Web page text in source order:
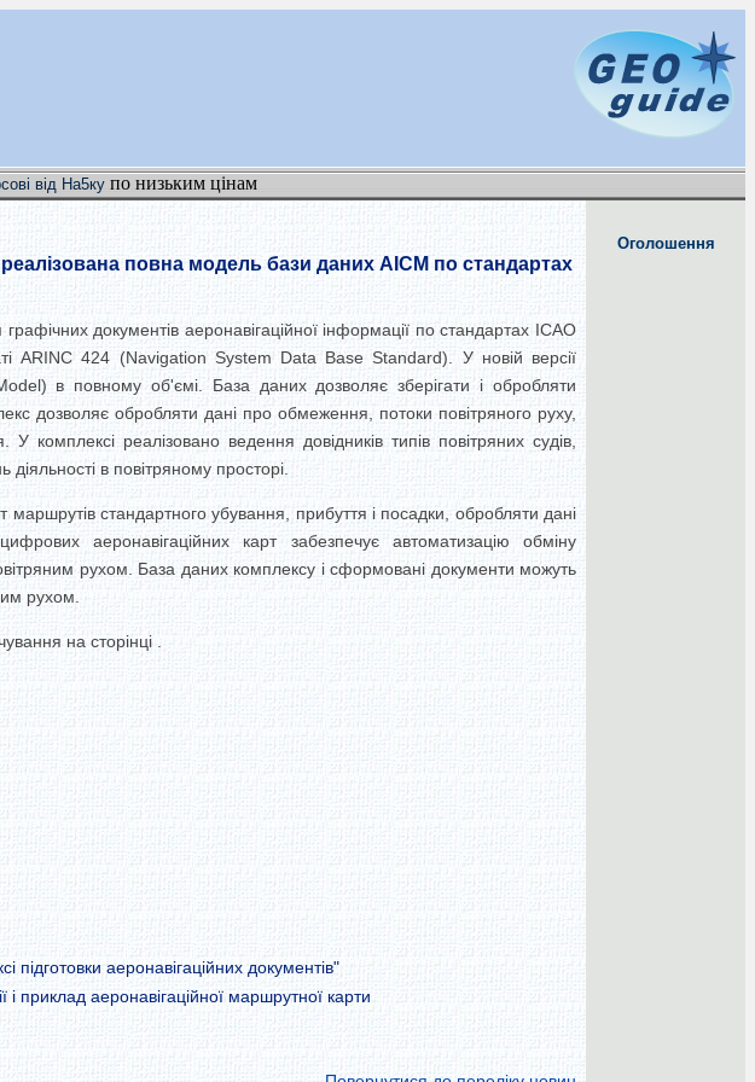
від На5ку по низьким цінам
реалізована повна модель бази даних AICM по стандартах
документів аеронавігаційної інформації по стандартах ICAO
424 (Navigation System Data Base Standard). У новій версії
в повному об'ємі. База даних дозволяє зберігати і обробляти
дозволяє обробляти дані про обмеження, потоки повітряного руху,
комплексі реалізовано ведення довідників типів повітряних судів,
в повітряному просторі.
стандартного убування, прибуття і посадки, обробляти дані
аеронавігаційних карт забезпечує автоматизацію обміну
рухом. База даних комплексу і сформовані документи можуть
рухом.
на сторінці .
аеронавігаційних документів"
приклад аеронавігаційної маршрутної карти
Оголошення